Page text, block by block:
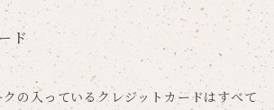
ド
の入っているクレジットカードはすべて